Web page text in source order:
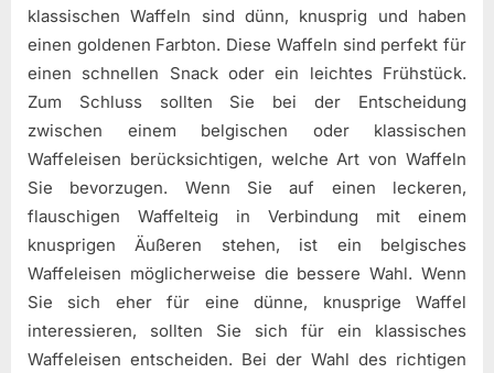
klassischen Waffeln sind dünn, knusprig und haben
einen goldenen Farbton. Diese Waffeln sind perfekt für
einen schnellen Snack oder ein leichtes Frühstück.
Zum Schluss sollten Sie bei der Entscheidung
zwischen einem belgischen oder klassischen
Waffeleisen berücksichtigen, welche Art von Waffeln
Sie bevorzugen. Wenn Sie auf einen leckeren,
flauschigen Waffelteig in Verbindung mit einem
knusprigen Äußeren stehen, ist ein belgisches
Waffeleisen möglicherweise die bessere Wahl. Wenn
Sie sich eher für eine dünne, knusprige Waffel
interessieren, sollten Sie sich für ein klassisches
Waffeleisen entscheiden. Bei der Wahl des richtigen